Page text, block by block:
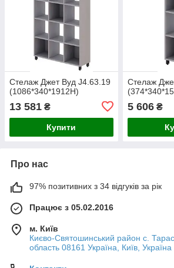
Стелаж Джет Вуд J4.63.19
(1086*340*1912Н)
13 581 ₴
Купити
Стелаж
5 606₴
Про нас
97% позитивних з 34 відгуків за рік
Працює з 05.02.2016
м. Київ
Києво-Святошинський район с.
область 08161 Україна, Київ, Україна